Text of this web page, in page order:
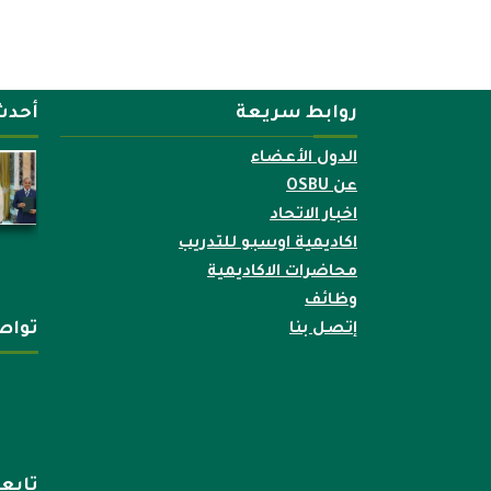
روابط سريعة
الدول الأعضاء
عن OSBU
اخبار الاتحاد
اكاديمية اوسبو للتدريب
محاضرات الاكاديمية
وظائف
إتصل بنا